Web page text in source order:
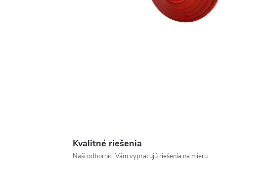
Kvalitné riešenia
Naši odborníci Vám vypracujú riešenia na mieru.